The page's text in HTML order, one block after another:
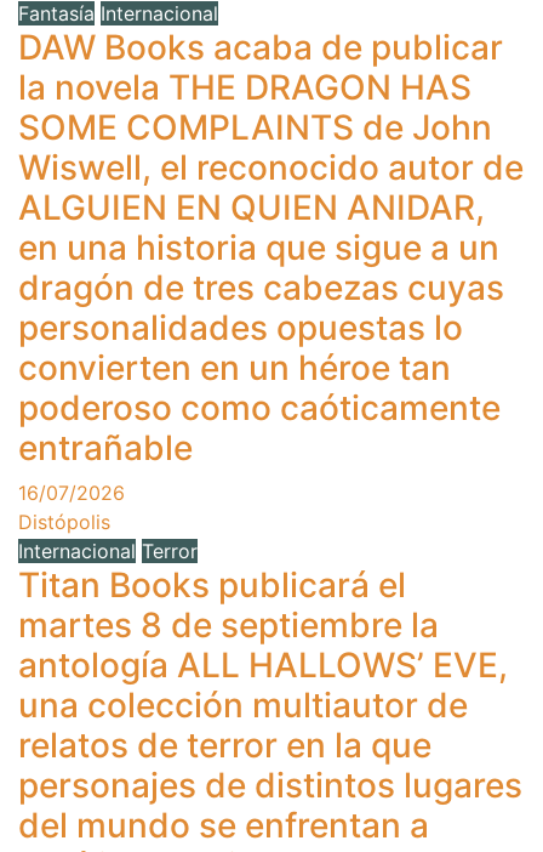
Fantasía Internacional
DAW Books acaba de publicar
la novela THE DRAGON HAS
SOME COMPLAINTS de John
Wiswell, el reconocido autor de
ALGUIEN EN QUIEN ANIDAR,
en una historia que sigue a un
dragón de tres cabezas cuyas
personalidades opuestas lo
convierten en un héroe tan
poderoso como caóticamente
entrañable
16/07/2026
Distópolis
Internacional Terror
Titan Books publicará el
martes 8 de septiembre la
antología ALL HALLOWS’ EVE,
una colección multiautor de
relatos de terror en la que
personajes de distintos lugares
del mundo se enfrentan a